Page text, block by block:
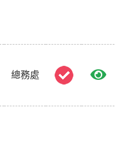
總務處